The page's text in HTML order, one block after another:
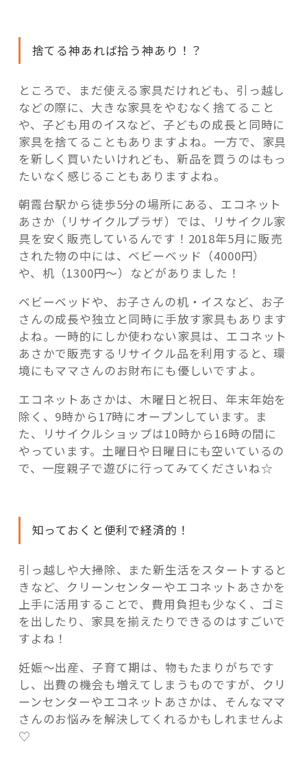
捨てる神あれば拾う神あり！？
ところで、まだ使える家具だけれども、引っ越し
などの際に、大きな家具をやむなく捨てること
や、子ども用のイスなど、子どもの成長と同時に
家具を捨てることもありますよね。一方で、家具
を新しく買いたいけれども、新品を買うのはもっ
たいなく感じることもありますよね。
朝霞台駅から徒歩5分の場所にある、エコネット
あさか（リサイクルプラザ）では、リサイクル家
具を安く販売しているんです！2018年5月に販売
された物の中には、ベビーベッド（4000円）
や、机（1300円～）などがありました！
ベビーベッドや、お子さんの机・イスなど、お子
さんの成長や独立と同時に手放す家具もあります
よね。一時的にしか使わない家具は、エコネット
あさかで販売するリサイクル品を利用すると、環
境にもママさんのお財布にも優しいですよ。
エコネットあさかは、木曜日と祝日、年末年始を
除く、9時から17時にオープンしています。ま
た、リサイクルショップは10時から16時の間に
やっています。土曜日や日曜日にも空いているの
で、一度親子で遊びに行ってみてくださいね☆
知っておくと便利で経済的！
引っ越しや大掃除、また新生活をスタートすると
きなど、クリーンセンターやエコネットあさかを
上手に活用することで、費用負担も少なく、ゴミ
を出したり、家具を揃えたりできるのはすごいで
すよね！
妊娠～出産、子育て期は、物もたまりがちです
し、出費の機会も増えてしまうものですが、クリ
ーンセンターやエコネットあさかは、そんなママ
さんのお悩みを解決してくれるかもしれませんよ
♡